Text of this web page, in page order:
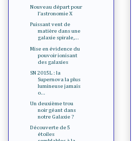
Nouveau départ pour
l’astronomie X
Puissant vent de
matière dans une
galaxie spirale,...
Mise en évidence du
pouvoir ionisant
des galaxies
SN 2015L : la
Supernova la plus
lumineuse jamais
o...
Un deuxième trou
noir géant dans
notre Galaxie ?
Découverte de 5
étoiles